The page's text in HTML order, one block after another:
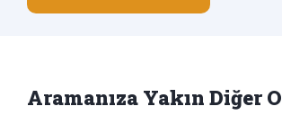
Aramanıza Yakın Diğer